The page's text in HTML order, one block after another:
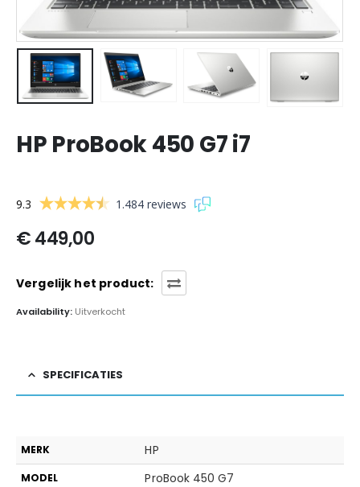
HP ProBook 450 G7 i7
9.3 1.484 reviews
€449,00
Vergelijk het product:
Availability: Uitverkocht
SPECIFICATIES
MERK HP
MODEL ProBook 450 G7